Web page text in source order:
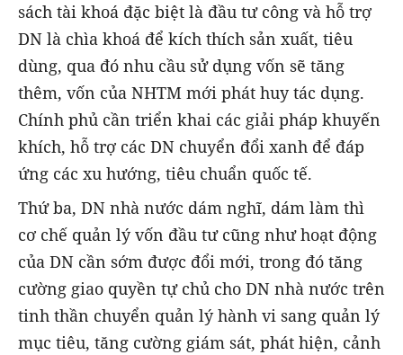
sách tài khoá đặc biệt là đầu tư công và hỗ trợ
DN là chìa khoá để kích thích sản xuất, tiêu
dùng, qua đó nhu cầu sử dụng vốn sẽ tăng
thêm, vốn của NHTM mới phát huy tác dụng.
Chính phủ cần triển khai các giải pháp khuyến
khích, hỗ trợ các DN chuyển đổi xanh để đáp
ứng các xu hướng, tiêu chuẩn quốc tế.
Thứ ba, DN nhà nước dám nghĩ, dám làm thì
cơ chế quản lý vốn đầu tư cũng như hoạt động
của DN cần sớm được đổi mới, trong đó tăng
cường giao quyền tự chủ cho DN nhà nước trên
tinh thần chuyển quản lý hành vi sang quản lý
mục tiêu, tăng cường giám sát, phát hiện, cảnh